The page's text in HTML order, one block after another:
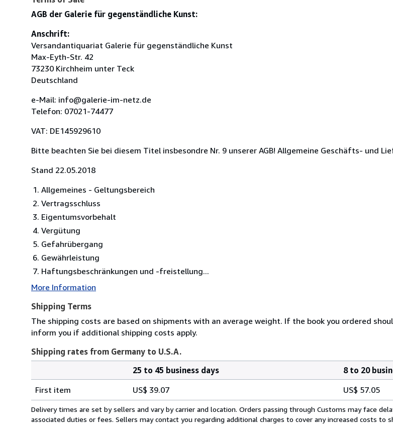
AGB der Galerie für gegenständliche Kunst:
Anschrift:
Versandantiquariat Galerie für gegenständliche Kunst
Max-Eyth-Str. 42
73230 Kirchheim unter Teck
Deutschland
e-Mail: info@galerie-im-netz.de
Telefon: 07021-74477
VAT: DE145929610
Bitte beachten Sie bei diesem Titel insbesondre Nr. 9 unserer AGB! Allgemeine Geschäfts- und
Stand 22.05.2018
Allgemeines - Geltungsbereich
Vertragsschluss
Eigentumsvorbehalt
Vergütung
Gefahrübergang
Gewährleistung
Haftungsbeschränkungen und -freistellung...
More Information
Shipping Terms
The shipping costs are based on shipments with an average weight. If the book you ordered
inform you if additional shipping costs apply.
Shipping rates from Germany to U.S.A.
rates
from
Germany
25 to 45 business days
8 to 20
First item
US$ 39.07 US$ 57.05
Delivery times are set by sellers and vary by carrier and location. Orders passing through Customs may face
associated duties or fees. Sellers may contact you regarding additional charges to cover any increased costs to